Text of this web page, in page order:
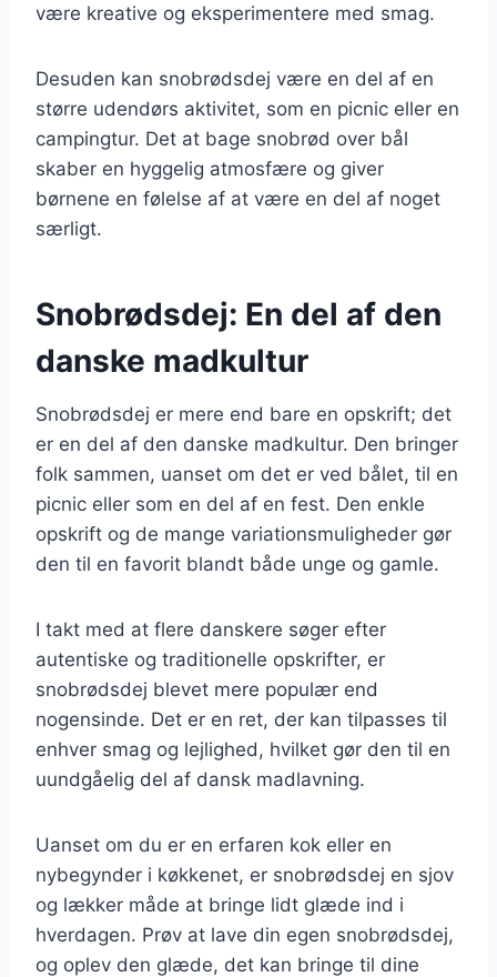
være kreative og eksperimentere med smag.
Desuden kan snobrødsdej være en del af en
større udendørs aktivitet, som en picnic eller en
campingtur. Det at bage snobrød over bål
skaber en hyggelig atmosfære og giver
børnene en følelse af at være en del af noget
særligt.
Snobrødsdej: En del af den
danske madkultur
Snobrødsdej er mere end bare en opskrift; det
er en del af den danske madkultur. Den bringer
folk sammen, uanset om det er ved bålet, til en
picnic eller som en del af en fest. Den enkle
opskrift og de mange variationsmuligheder gør
den til en favorit blandt både unge og gamle.
I takt med at flere danskere søger efter
autentiske og traditionelle opskrifter, er
snobrødsdej blevet mere populær end
nogensinde. Det er en ret, der kan tilpasses til
enhver smag og lejlighed, hvilket gør den til en
uundgåelig del af dansk madlavning.
Uanset om du er en erfaren kok eller en
nybegynder i køkkenet, er snobrødsdej en sjov
og lækker måde at bringe lidt glæde ind i
hverdagen. Prøv at lave din egen snobrødsdej,
og oplev den glæde, det kan bringe til dine